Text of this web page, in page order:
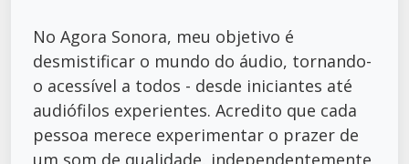
No Agora Sonora, meu objetivo é
desmistificar o mundo do áudio, tornando-
o acessível a todos - desde iniciantes até
audiófilos experientes. Acredito que cada
pessoa merece experimentar o prazer de
um som de qualidade, independentemente